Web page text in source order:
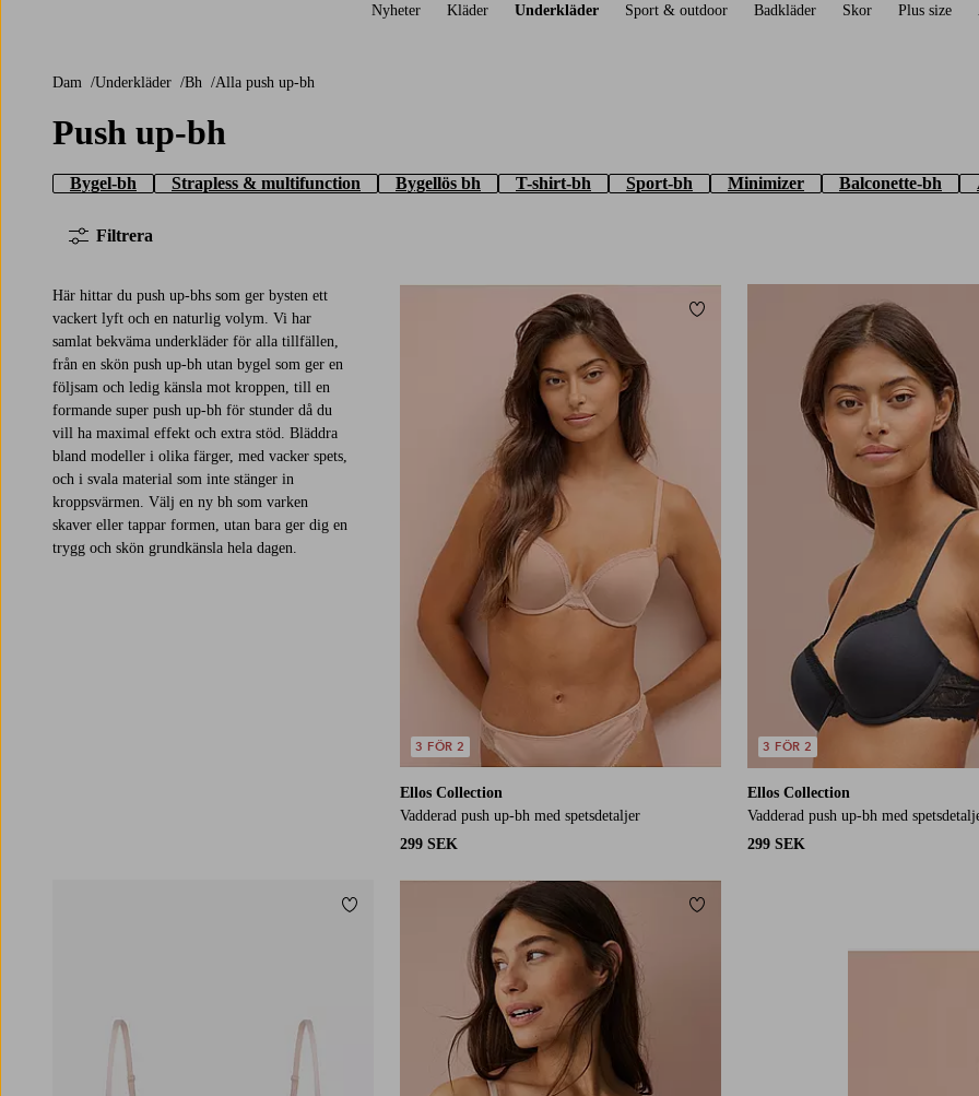
Nyheter Kläder Underkläder Sport & outdoor Badkläder Skor Plus size
Dam Underkläder Bh Alla push up-bh
Push up-bh
Bygel-bh Strapless & multifunction Bygellös bh T-shirt-bh Sport-bh Minimizer Balconette-bh
Filtrera
Här hittar du push up-bhs som ger bysten ett
vackert lyft och en naturlig volym. Vi har
samlat bekväma underkläder för alla tillfällen,
från en skön push up-bh utan bygel som ger en
följsam och ledig känsla mot kroppen, till en
formande super push up-bh för stunder då du
vill ha maximal effekt och extra stöd. Bläddra
bland modeller i olika färger, med vacker spets,
och i svala material som inte stänger in
kroppsvärmen. Välj en ny bh som varken
skaver eller tappar formen, utan bara ger dig en
trygg och skön grundkänsla hela dagen.
Ellos Collection
Vadderad push up-bh med spetsdetaljer
299 SEK
3 FÖR 2
Lägg till i favoriter
Ellos Collection
Vadderad push up-bh med
299 SEK
3 FÖR 2
Lägg till i favoriter Lägg till i favoriter